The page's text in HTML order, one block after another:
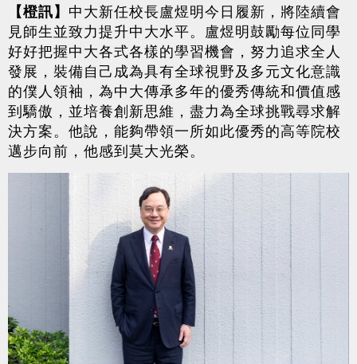
【橙訊】 中大新任校長盧煜明今日履新，將陸續會
見師生並致力提升中大水平。盧煜明鼓勵每位同學
好好把握中大各式各樣的學習機會，努力追求全人
發展，裝備自己成為具有全球視野及多元文化意識
的僕人領袖，為中大傳承多年的優秀傳統和價值感
到驕傲，並培養創新思維，盡力為全球挑戰尋求解
決方案。他說，能夠帶領一所如此優秀的高等院校
邁步向前，他感到莫大光榮。